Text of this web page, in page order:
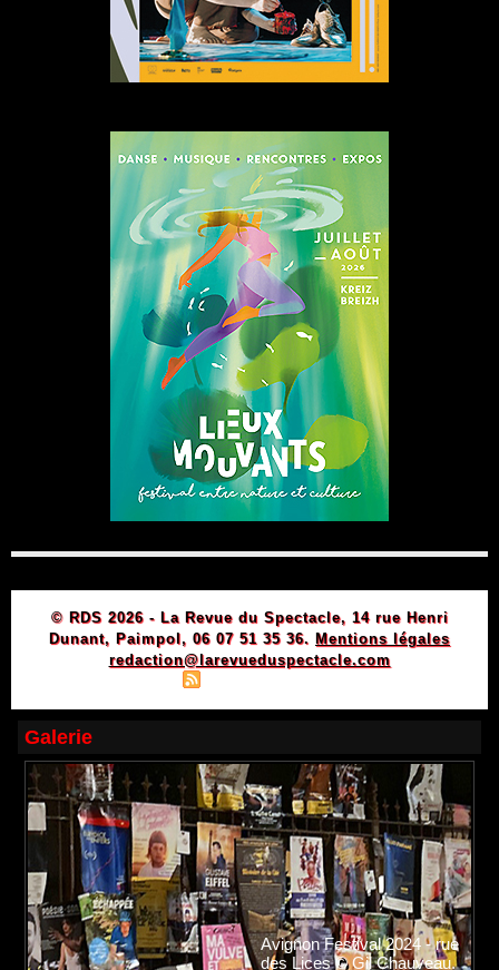
© RDS 2026 - La Revue du Spectacle, 14 rue Henri
Dunant, Paimpol, 06 07 51 35 36. Mentions légales
redaction@larevueduspectacle.com
Galerie
Avignon Festival 2024 - rue
des Lices © Gil Chauveau.